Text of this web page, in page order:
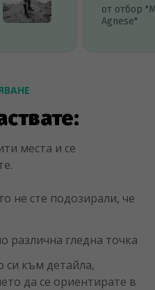
от отбор
Agnese"
места и се
не сте подозирали, че
различна гледна точка
си към детайла,
да се ориентирате в